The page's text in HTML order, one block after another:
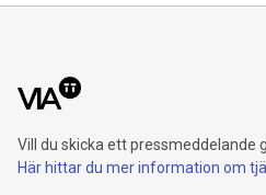
Vill du skicka ett pressmeddelande
Här hittar du mer information om